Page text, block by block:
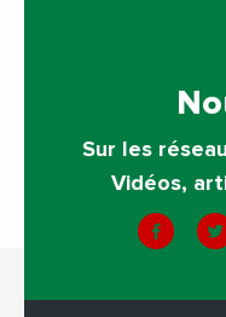
Sur les
Vidéos,